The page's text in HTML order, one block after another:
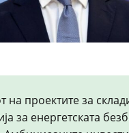
на проектите за
за енергетската